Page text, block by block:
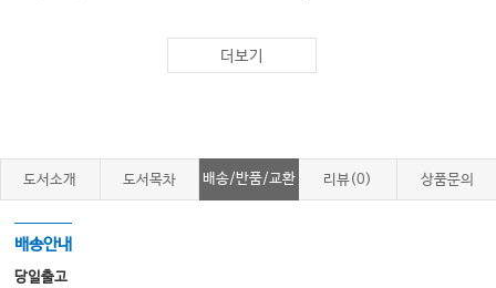
CHAPTER 07
inheritance: Non-traditional Mendelian inheritance
더보기
도서소개 도서목차 배송/반품/교환 리뷰(0) 상품문의
배송안내
당일출고